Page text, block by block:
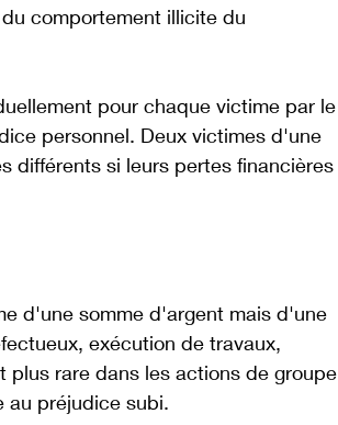
comportement illicite du
pour chaque victime par le
personnel. Deux victimes d'une
différents si leurs pertes financières
d'une somme d'argent mais d'une
exécution de travaux,
rare dans les actions de groupe
au préjudice subi.